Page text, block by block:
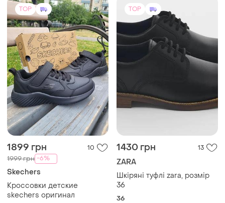
TOP
1899 грн 10
1999 грн -6%
Skechers
Кроссовки детские
skechers оригинал
TOP
1430 грн 13
ZARA
Шкіряні туфлі zara, розмір
36
36